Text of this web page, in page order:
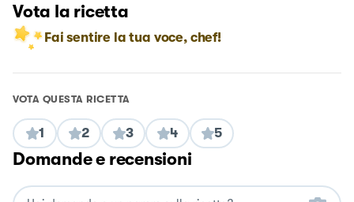
Vota la ricetta
Fai sentire la tua voce, chef!
VOTA QUESTA RICETTA
1 2 3 4 5
Domande e recensioni